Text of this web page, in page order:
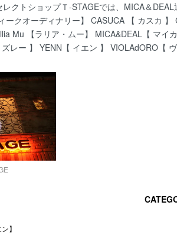
クトショップＴ-STAGEでは、MICA＆
ークオーディナリー】 CASUCA 【 カスカ
Mu 【ラリア・ムー】 MICA&DEAL【 マイ
ー 】 YENN【 イエン 】 VIOLAdORO【 ヴ
】